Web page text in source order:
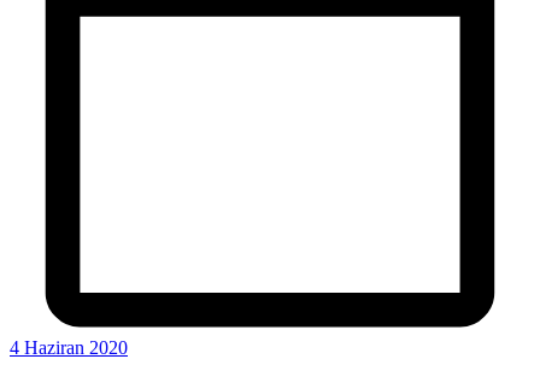
4 Haziran 2020